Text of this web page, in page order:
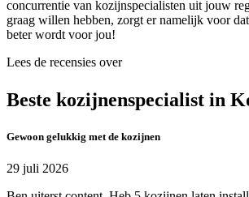
concurrentie van kozijnspecialisten uit jouw
graag willen hebben, zorgt er namelijk voor
beter wordt voor jou!
Lees de recensies over
Beste kozijnenspecialist in
Gewoon gelukkig met de kozijnen
29 juli 2026